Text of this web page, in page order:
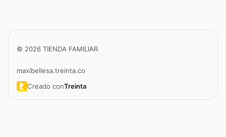
© 2026 TIENDA FAMILIAR
maxibellesa.treinta.co
Creado conTreinta